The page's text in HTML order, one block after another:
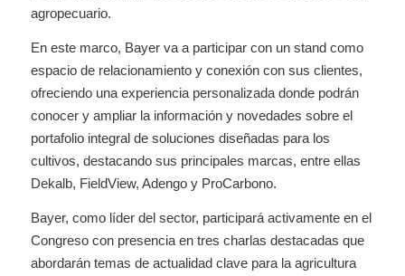
agropecuario.
En este marco, Bayer va a participar con un stand como
espacio de relacionamiento y conexión con sus clientes,
ofreciendo una experiencia personalizada donde podrán
conocer y ampliar la información y novedades sobre el
portafolio integral de soluciones diseñadas para los
cultivos, destacando sus principales marcas, entre ellas
Dekalb, FieldView, Adengo y ProCarbono.
Bayer, como líder del sector, participará activamente en el
Congreso con presencia en tres charlas destacadas que
abordarán temas de actualidad clave para la agricultura